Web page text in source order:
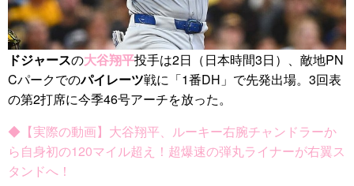
ドジャースの大谷翔平投手は2日（日本時間3日）、敵地PN
Cパークでのパイレーツ戦に「1番DH」で先発出場。3回表
の第2打席に今季46号アーチを放った。
◆【実際の動画】大谷翔平、ルーキー右腕チャンドラーか
ら自身初の120マイル超え！超爆速の弾丸ライナーが右翼ス
タンドへ！